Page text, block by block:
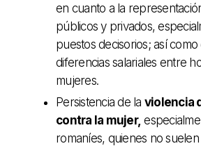
en cuanto a la
públicos y privados,
puestos decisorios; así
diferencias salariales entre
mujeres.
Persistencia de la violencia
contra la mujer,
romaníes, quienes no